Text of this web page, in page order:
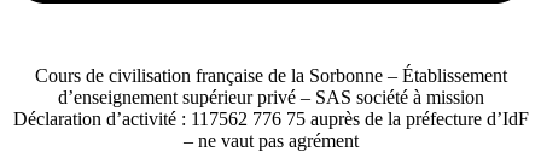
Cours de civilisation française de la Sorbonne – Établissement
d’enseignement supérieur privé – SAS société à mission
Déclaration d’activité : 117562 776 75 auprès de la préfecture d’IdF
– ne vaut pas agrément